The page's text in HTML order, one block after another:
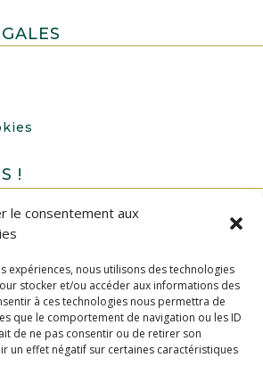
le consentement aux
expériences, nous utilisons des technologies
stocker et/ou accéder aux informations des
à ces technologies nous permettra de
que le comportement de navigation ou les ID
de ne pas consentir ou de retirer son
un effet négatif sur certaines caractéristiques
!